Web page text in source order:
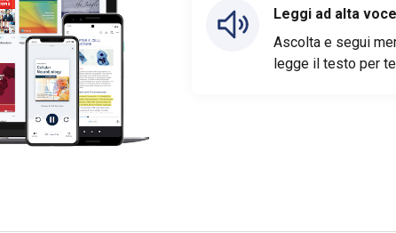
Leggi ad alta voce
Ascolta e segui
legge il testo per te